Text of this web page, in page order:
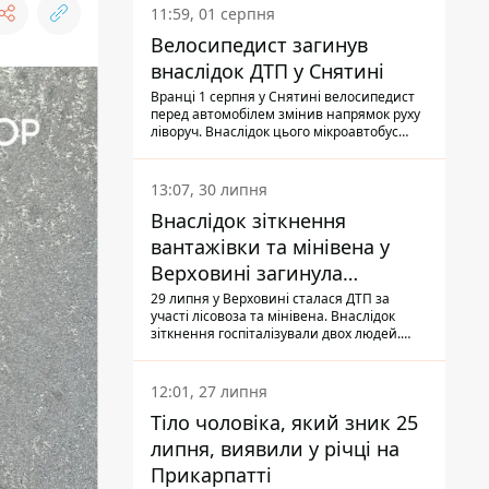
11:59, 01 серпня
Велосипедист загинув
внаслідок ДТП у Снятині
Вранці 1 серпня у Снятині велосипедист
перед автомобілем змінив напрямок руху
ліворуч. Внаслідок цього мікроавтобус
13:07, 30 липня
Внаслідок зіткнення
вантажівки та мінівена у
Верховині загинула
пасажирка, водійка - у
лікарні
29 липня у Верховині сталася ДТП за
участі лісовоза та мінівена. Внаслідок
зіткнення госпіталізували двох людей.
Також травми отримала водійка
автомобіля.
12:01, 27 липня
Тіло чоловіка, який зник 25
липня, виявили у річці на
Прикарпатті